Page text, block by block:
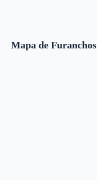
Mapa de Furanchos